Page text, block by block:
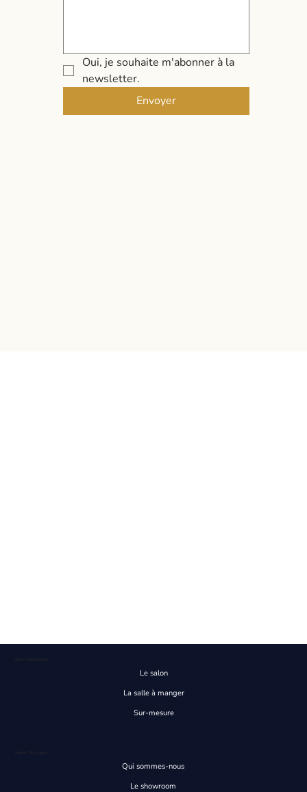
Oui, je souhaite m'abonner à la
newsletter.
Envoyer
Le salon
La salle à manger
Sur-mesure
Henri Socquet
Qui sommes-nous
Le showroom